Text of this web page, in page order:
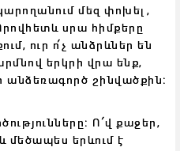
մեզ փոխել,
սրա հիմքերը
ուր ո՛չ անձրևներ են
երկրի վրա ենք,
շինվածքին։
Ո՛վ քաջեր,
մեծապես երևում է